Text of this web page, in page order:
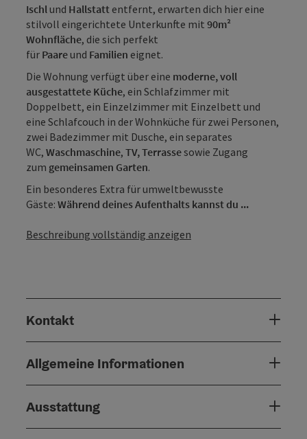
Ischl und Hallstatt entfernt, erwarten dich hier eine
stilvoll eingerichtete Unterkunfte mit 90m²
Wohnfläche, die sich perfekt
für Paareund Familien eignet.
Die Wohnung verfügt über eine moderne, voll
ausgestattete Küche, ein Schlafzimmer mit
Doppelbett, ein Einzelzimmer mit Einzelbett und
eine Schlafcouch in der Wohnküche für zwei Personen,
zwei Badezimmer mit Dusche, ein separates
WC, Waschmaschine, TV, Terrassesowie Zugang
zum gemeinsamen Garten.
Ein besonderes Extra für umweltbewusste
Gäste: Während deines Aufenthalts kannst du ...
Beschreibung vollständig anzeigen
Kontakt
Allgemeine Informationen
Ausstattung